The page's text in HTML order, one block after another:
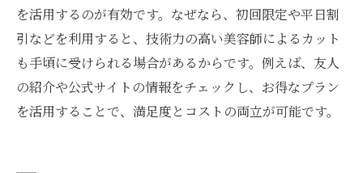
を活用するのが有効です。なぜなら、初回限定や平日割
引などを利用すると、技術力の高い美容師によるカット
も手頃に受けられる場合があるからです。例えば、友人
の紹介や公式サイトの情報をチェックし、お得なプラン
を活用することで、満足度とコストの両立が可能です。